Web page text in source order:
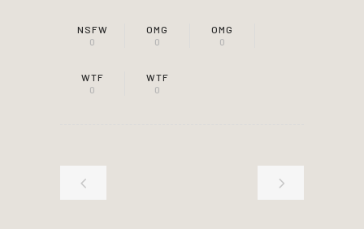
NSFW
0
OMG
0
OMG
0
WTF
0
WTF
0